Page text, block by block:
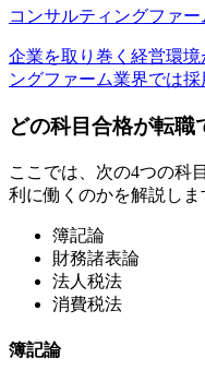
コンサルティングファ
企業を取り巻く経営環
ングファーム業界では採
どの科目合格が転職
ここでは、次の4つの科
利に働くのかを解説しま
簿記論
財務諸表論
法人税法
消費税法
簿記論